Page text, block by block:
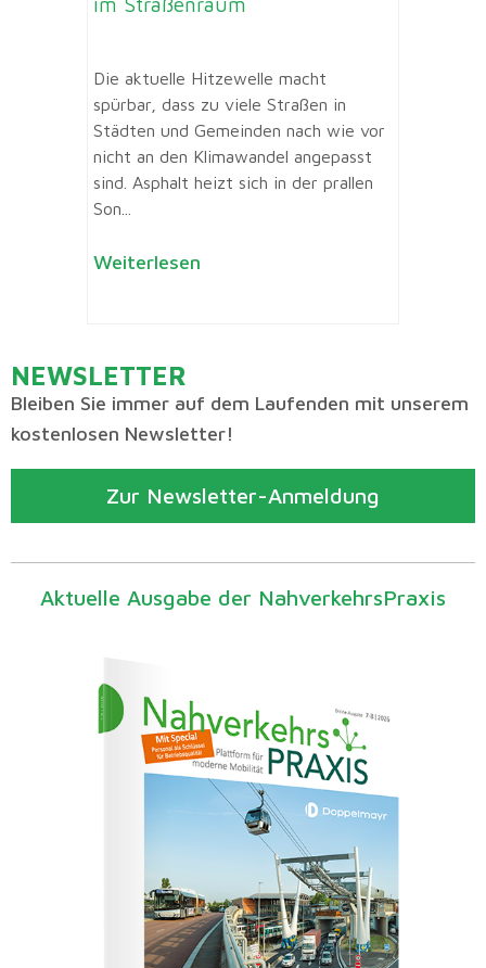
Die aktuelle Hitzewelle macht
spürbar, dass zu viele Straßen in
Städten und Gemeinden nach wie vor
nicht an den Klimawandel angepasst
sind. Asphalt heizt sich in der prallen
Son...
Weiterlesen
NEWSLETTER
Bleiben Sie immer auf dem Laufenden mit unserem
kostenlosen Newsletter!
Zur Newsletter-Anmeldung
Aktuelle Ausgabe der NahverkehrsPraxis